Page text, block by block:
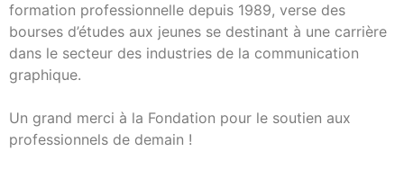
formation professionnelle depuis 1989, verse des
bourses d’études aux jeunes se destinant à une carrière
dans le secteur des industries de la communication
graphique.
Un grand merci à la Fondation pour le soutien aux
professionnels de demain !